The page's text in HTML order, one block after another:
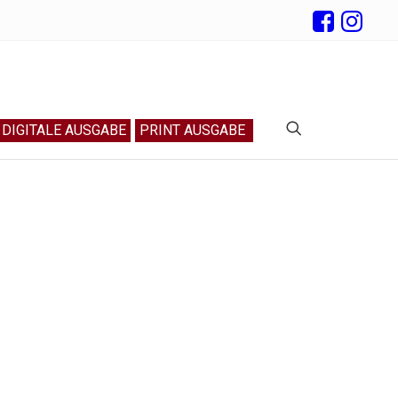
DIGITALE AUSGABE PRINT AUSGABE